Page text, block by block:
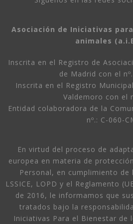
Asociación de Iniciativas
animales
Inscrita en el Registro de
de Madrid con el
Inscrita en el Registro
Valdemoro con el
Entidad colaboradora de la
nº.: C-060-
En virtud del proceso de
europea en materia de
Personal, en cumplimiento
LSSICE, LOPD y el Reglamento
de 2016, le informamos que
tratados bajo la
Iniciativas Para el Bienestar de